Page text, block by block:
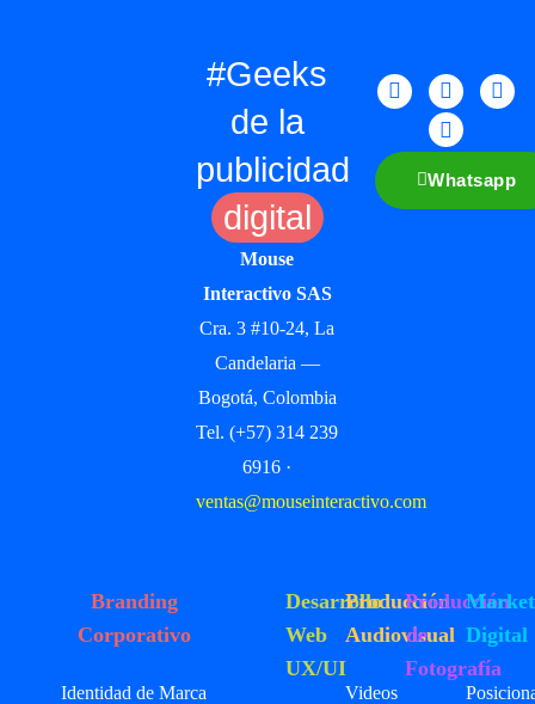
#Geeks
de la
publicidad
digital
Mouse
Interactivo SAS
Cra. 3 #10-24, La
Candelaria —
Bogotá, Colombia
Tel. (+57) 314 239
6916 ·
ventas@mouseinteractivo.com
Whatsapp
Branding
Corporativo
Identidad de Marca
Desarrollo
Web
UX/UI
Producción
Audiovisual
Videos
Producción
de
Fotografía
Digital